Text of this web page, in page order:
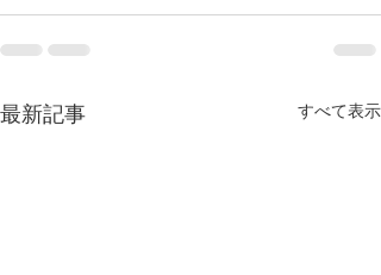
最新記事 すべて表示